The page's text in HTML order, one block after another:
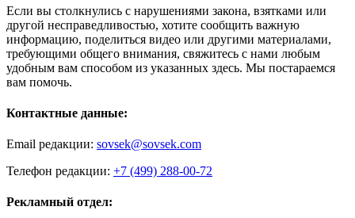
Если вы столкнулись с нарушениями закона, взятками или
другой несправедливостью, хотите сообщить важную
информацию, поделиться видео или другими материалами,
требующими общего внимания, свяжитесь с нами любым
удобным вам способом из указанных здесь. Мы постараемся
вам помочь.
Контактные данные:
Email редакции: sovsek@sovsek.com
Телефон редакции: +7 (499) 288-00-72
Рекламный отдел: